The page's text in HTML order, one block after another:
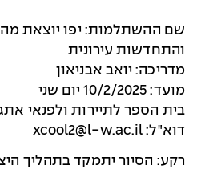
שם ההשתלמות: יפו יוצאת
והתחדשות עירונית
מדריכה: יואב אבניאון
מועד: 10/2/2025 יום שני
דוא"ל: xcool2@l-w.ac.il
רקע: הסיור יתמקד בתהליך